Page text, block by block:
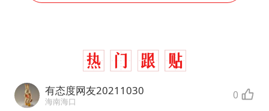
有态度网友20211030
海南海口 0